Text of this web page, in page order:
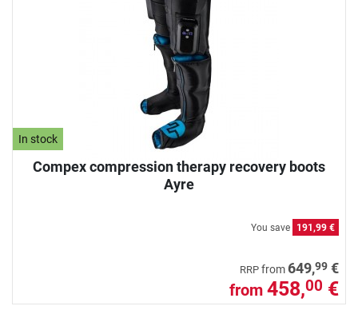
In stock
Compex compression therapy recovery boots
Ayre
You save 191,99 €
RRP from 649,99 €
from 458,00 €